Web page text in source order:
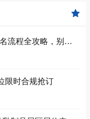
2026南京秋糖倒计时 | 参展资质+报名流程全攻略，别因手续不全错失良机（附材料清单）
限时合规抢订